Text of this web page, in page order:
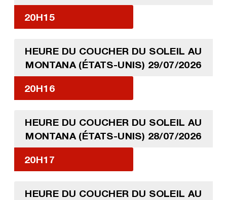
20H15
HEURE DU COUCHER DU SOLEIL AU
MONTANA (ÉTATS-UNIS) 29/07/2026
20H16
HEURE DU COUCHER DU SOLEIL AU
MONTANA (ÉTATS-UNIS) 28/07/2026
20H17
HEURE DU COUCHER DU SOLEIL AU